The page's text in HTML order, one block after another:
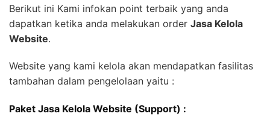
Berikut ini Kami infokan point terbaik yang anda
dapatkan ketika anda melakukan order Jasa Kelola
Website.
Website yang kami kelola akan mendapatkan fasilitas
tambahan dalam pengelolaan yaitu :
Paket Jasa Kelola Website (Support) :